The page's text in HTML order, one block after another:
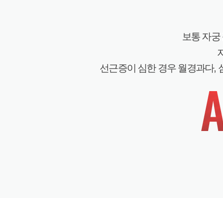
보통 자
선근증이 심한 경우 월경과다,